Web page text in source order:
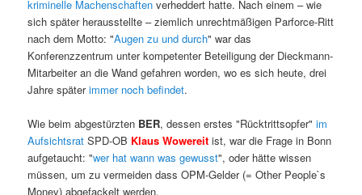
kriminelle Machenschaftenverheddert hatte. Nach einem – wie
sich später herausstellte – ziemlich unrechtmäßigen Parforce-Ritt
nach dem Motto: "Augen zu und durch" war das
Konferenzzentrum unter kompetenter Beteiligung der Dieckmann-
Mitarbeiter an die Wand gefahren worden, wo es sich heute, drei
Jahre späterimmer noch befindet.
Wie beim abgestürzten BER, dessen erstes "Rücktrittsopfer"im
Aufsichtsrat SPD-OB Klaus Wowereit ist, war die Frage in Bonn
aufgetaucht: "wer hat wann was gewusst", oder hätte wissen
müssen, um zu vermeiden dass OPM-Gelder (= Other People`s
Money) abgefackelt werden.